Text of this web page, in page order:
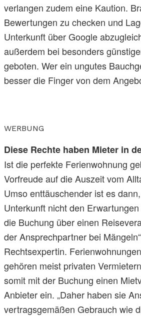
verlangen zudem eine Kaution.
Bewertungen zu checken und
Unterkunft über Google
außerdem bei besonders
geboten. Wer ein ungutes
besser die Finger von dem
WERBUNG
Diese Rechte haben Mieter in
Ist die perfekte Ferienwohnung
Vorfreude auf die Auszeit vom
Umso enttäuschender ist es
Unterkunft nicht den
die Buchung über einen
der Ansprechpartner bei
Rechtsexpertin.
gehören meist privaten
somit mit der Buchung einen
Anbieter ein. „Daher haben sie
vertragsgemäßen Gebrauch wie